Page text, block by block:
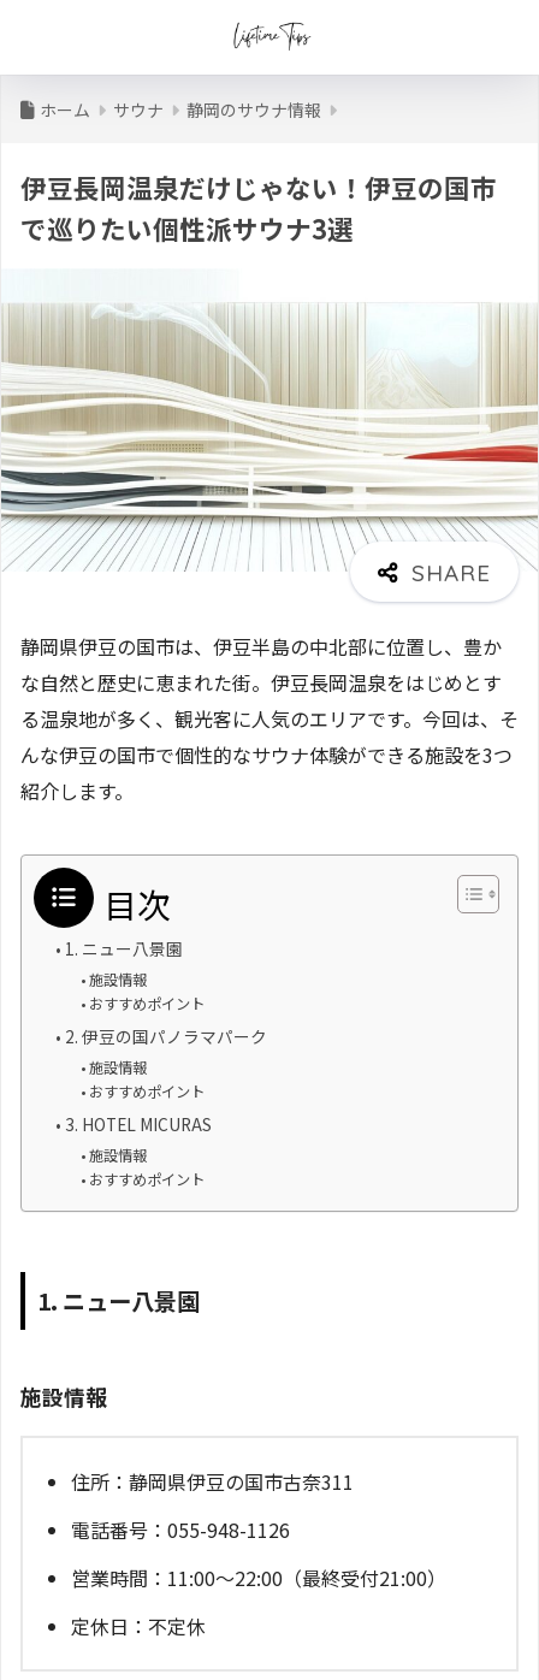
ホーム サウナ 静岡のサウナ情報
伊豆長岡温泉だけじゃない！伊豆の国市
で巡りたい個性派サウナ3選
静岡県伊豆の国市は、伊豆半島の中北部に位置し、豊か
な自然と歴史に恵まれた街。伊豆長岡温泉をはじめとす
る温泉地が多く、観光客に人気のエリアです。今回は、そ
んな伊豆の国市で個性的なサウナ体験ができる施設を3つ
紹介します。
目次
1. ニュー八景園
施設情報
おすすめポイント
2. 伊豆の国パノラマパーク
施設情報
おすすめポイント
3. HOTEL MICURAS
施設情報
おすすめポイント
1. ニュー八景園
施設情報
住所：静岡県伊豆の国市古奈311
電話番号：055-948-1126
営業時間：11:00～22:00（最終受付21:00）
定休日：不定休